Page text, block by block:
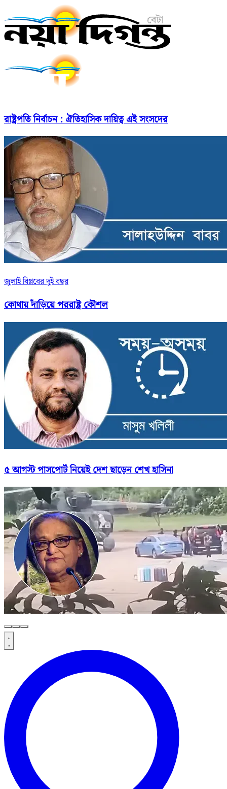
রাষ্ট্রপতি নির্বাচন : ঐতিহাসিক দায়িত্ব এই সংসদের
জুলাই বিপ্লবের দুই বছর
কোথায় দাঁড়িয়ে পররাষ্ট্র কৌশল
৫ আগস্ট পাসপোর্ট নিয়েই দেশ ছাড়েন শেখ হাসিনা